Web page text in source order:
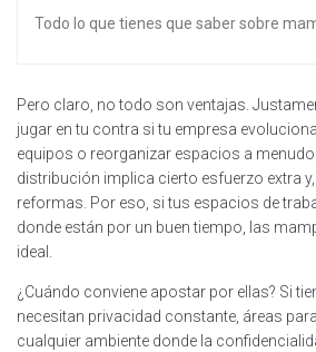
Todo lo que tienes que saber sobre
Pero claro, no todo son ventajas.
jugar en tu contra si tu empresa
equipos o reorganizar espacios a
distribución implica cierto esfuerzo extra
reformas. Por eso, si tus espacios de
donde están por un buen tiempo, las
ideal.
¿Cuándo conviene apostar por ellas? Si
necesitan privacidad constante, áreas
cualquier ambiente donde la